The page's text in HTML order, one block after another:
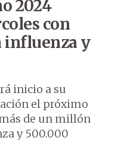
2024
con
influenza y
inicio a su
el próximo
de un millón
y 500.000